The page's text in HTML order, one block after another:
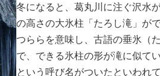
冬になると、葛丸川に注ぐ沢水
の高さの大氷柱「たろし滝」が
つららを意味し、古語の垂氷（
で、できる氷柱の形が滝に似て
という呼び名がついたといわれて